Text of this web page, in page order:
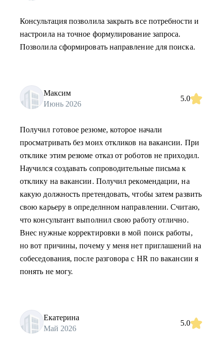
Консультация позволила закрыть все потребности и
настроила на точное формулирование запроса.
Позволила сформировать направление для поиска.
Максим
Июнь 2026
5.0
Получил готовое резюме, которое начали
просматривать без моих откликов на вакансии. При
отклике этим резюме отказ от роботов не приходил.
Научился создавать сопроводительные письма к
отклику на вакансии. Получил рекомендации, на
какую должность претендовать, чтобы затем развить
свою карьеру в определнном направлении. Считаю,
что консультант выполнил свою работу отлично.
Внес нужные корректировки в мой поиск работы,
но вот причины, почему у меня нет приглашений на
собеседования, после разговора с HR по вакансии я
понять не могу.
Екатерина
Май 2026
5.0